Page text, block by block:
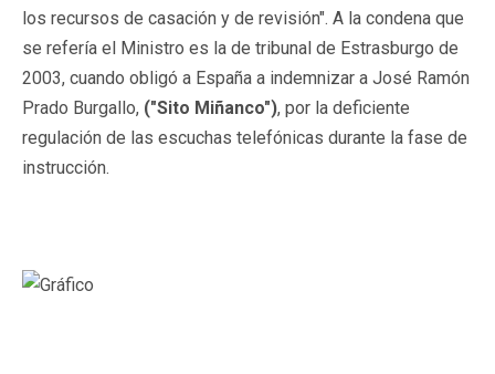
los recursos de casación y de revisión". A la condena que
se refería el Ministro es la de tribunal de Estrasburgo de
2003, cuando obligó a España a indemnizar a José Ramón
Prado Burgallo, ("Sito Miñanco"), por la deficiente
regulación de las escuchas telefónicas durante la fase de
instrucción.